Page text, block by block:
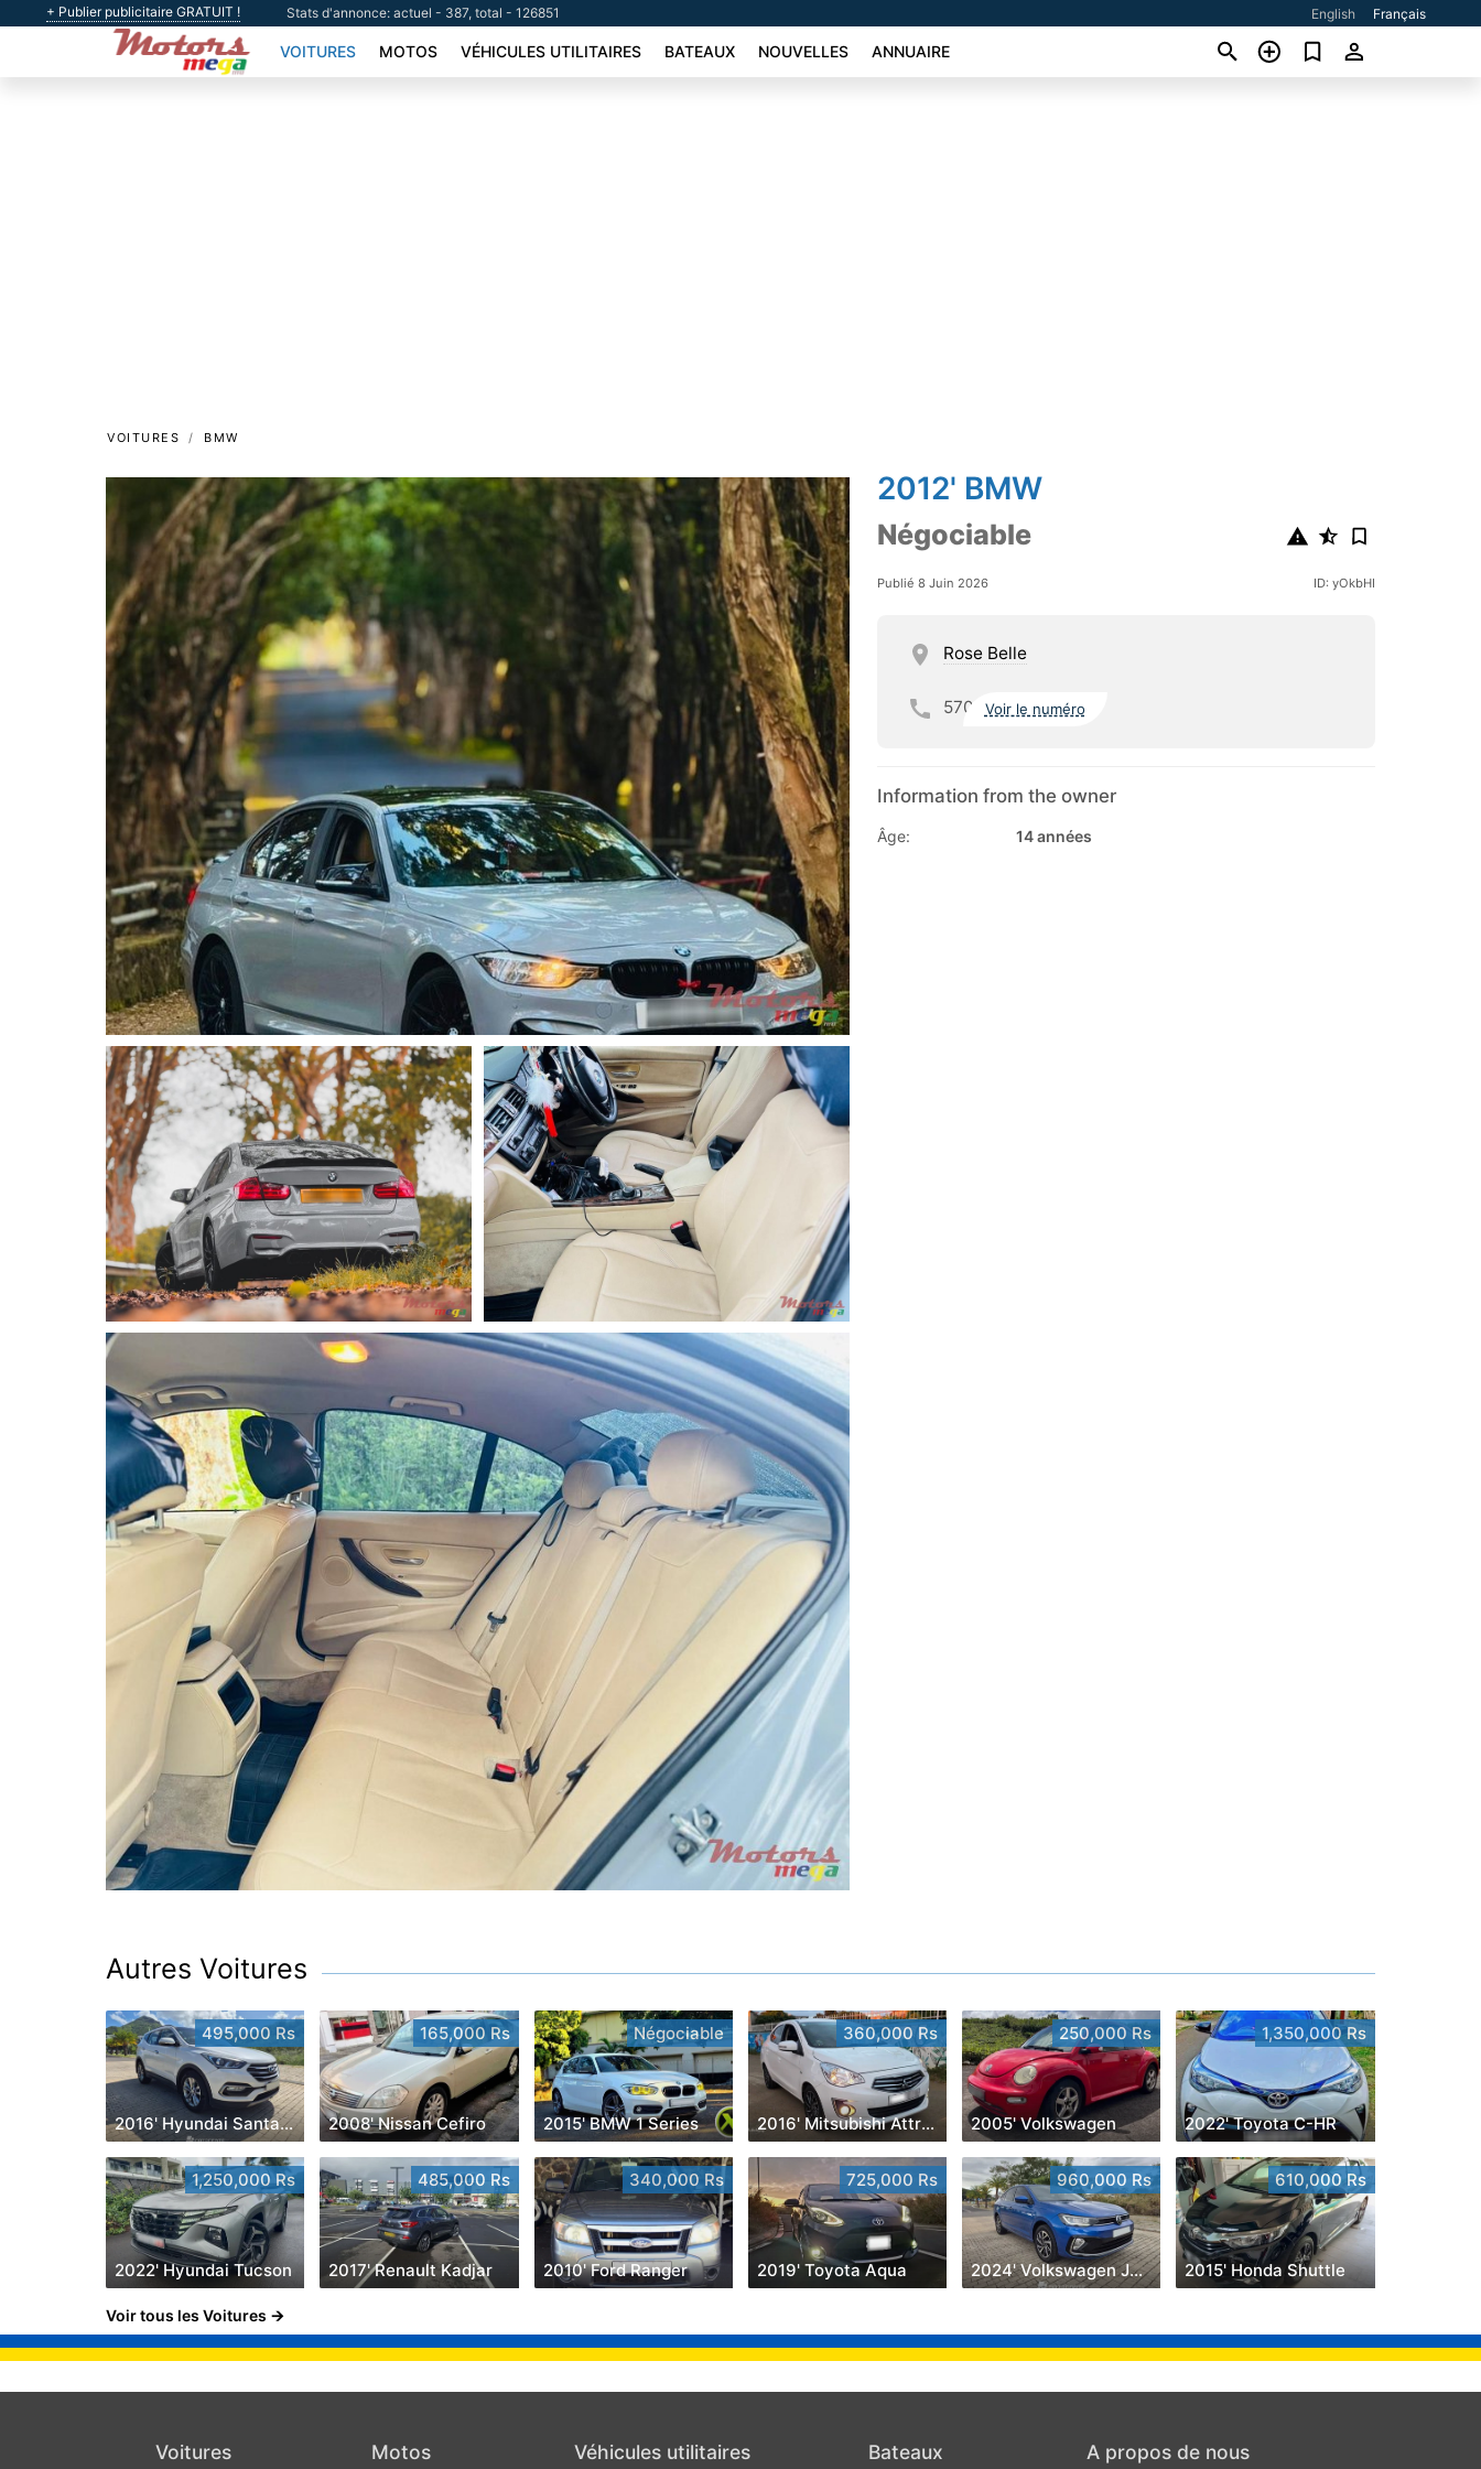
+ Publier publicitaire GRATUIT ! Stats d'annonce: actuel - 387, total - 126851 English Français
VOITURES MOTOS VÉHICULES UTILITAIRES BATEAUX NOUVELLES ANNUAIRE
VOITURES BMW
2012' BMW
Négociable
Publié 8 Juin 2026 ID: yOkbHI
Rose Belle
570 Voir le numéro
Information from the owner
Âge: 14 années
Autres Voitures
495,000 Rs
2016' Hyundai Santa Fe
165,000 Rs
2008' Nissan Cefiro
Négociable
2015' BMW 1 Series
360,000 Rs
2016' Mitsubishi Attrage
250,000 Rs
2005' Volkswagen
1,350,000 Rs
2022' Toyota C-HR
1,250,000 Rs
2022' Hyundai Tucson
485,000 Rs
2017' Renault Kadjar
340,000 Rs
2010' Ford Ranger
725,000 Rs
2019' Toyota Aqua
960,000 Rs
2024' Volkswagen Jetta
610,000 Rs
2015' Honda Shuttle
Voir tous les Voitures
Voitures Motos Véhicules utilitaires Bateaux A propos de nous